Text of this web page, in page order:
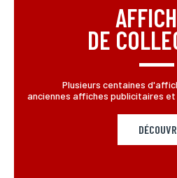
DE
Plusieurs centaines
anciennes affiches publicitaires